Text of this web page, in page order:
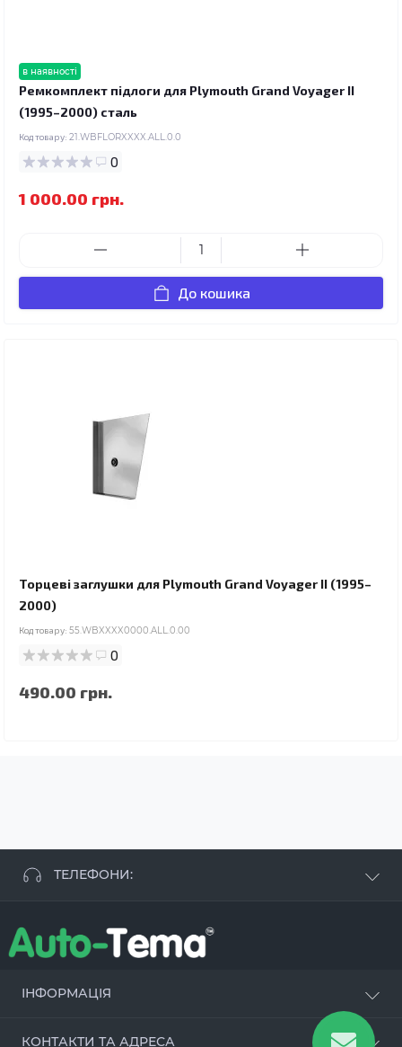
в наявності
Ремкомплект підлоги для Plymouth Grand Voyager II
(1995–2000) сталь
Код товару: 21.WBFLORXXXX.ALL.0.0
0
1 000.00 грн.
До кошика
Торцеві заглушки для Plymouth Grand Voyager II (1995–
2000)
Код товару: 55.WBXXXX0000.ALL.0.00
0
490.00 грн.
ТЕЛЕФОНИ:
+38 096 250 84 38
+38 099 657 61 50
ІНФОРМАЦІЯ
КОНТАКТИ ТА АДРЕСА